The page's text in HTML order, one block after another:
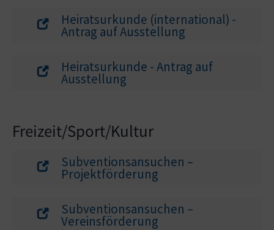
Heiratsurkunde (international) -
Antrag auf Ausstellung
Heiratsurkunde - Antrag auf
Ausstellung
Freizeit/Sport/Kultur
Subventionsansuchen –
Projektförderung
Subventionsansuchen –
Vereinsförderung